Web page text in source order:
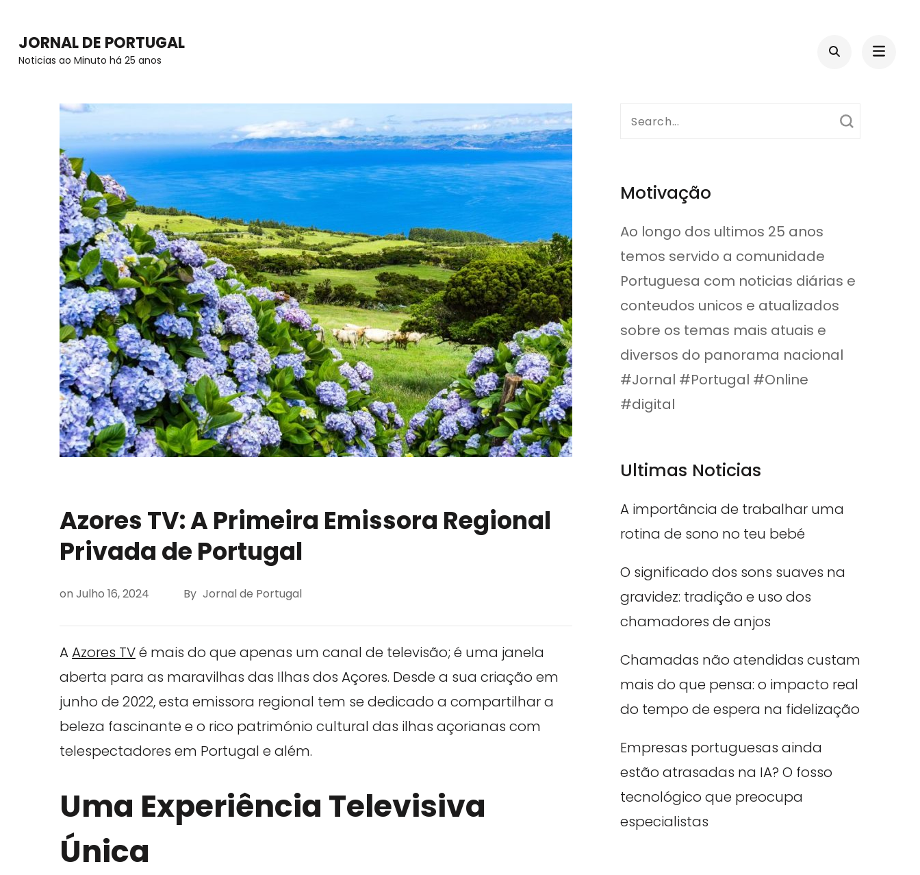
content
JORNAL DE PORTUGAL
Noticias ao Minuto há 25 anos
Azores TV: A Primeira Emissora Regional
Privada de Portugal
on Julho 16, 2024 By Jornal de Portugal
AAzores TVé mais do que apenas um canal de televisão; é uma janela
aberta para as maravilhas das Ilhas dos Açores. Desde a sua criação em
junho de 2022, esta emissora regional tem se dedicado a compartilhar a
beleza fascinante e o rico património cultural das ilhas açorianas com
telespectadores em Portugal e além.
Uma Experiência Televisiva
Única
Search
Motivação
Ao longo dos ultimos 25 anos
temos servido a comunidade
Portuguesa com noticias diárias e
conteudos unicos e atualizados
sobre os temas mais atuais e
diversos do panorama nacional
#Jornal #Portugal #Online
#digital
Ultimas Noticias
A importância de trabalhar uma
rotina de sono no teu bebé
O significado dos sons suaves na
gravidez: tradição e uso dos
chamadores de anjos
Chamadas não atendidas custam
mais do que pensa: o impacto real
do tempo de espera na fidelização
Empresas portuguesas ainda
estão atrasadas na IA? O fosso
tecnológico que preocupa
especialistas